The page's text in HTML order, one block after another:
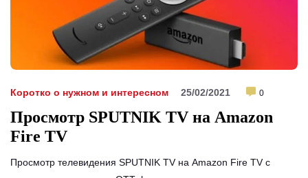
Коротко о нужном и интересном 25/02/2021 0
Просмотр SPUTNIK TV на Amazon
Fire TV
Просмотр телевидения SPUTNIK TV на Amazon Fire TV с